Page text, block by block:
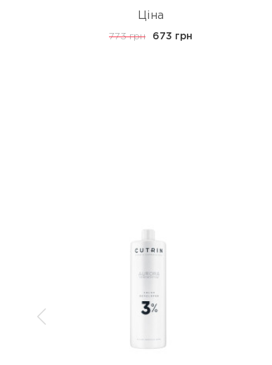
Ціна
773 грн 673 грн